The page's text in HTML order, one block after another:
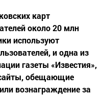
карт
около 20 млн
используют
и одна из
газеты «Известия»,
обещающие
вознаграждение за